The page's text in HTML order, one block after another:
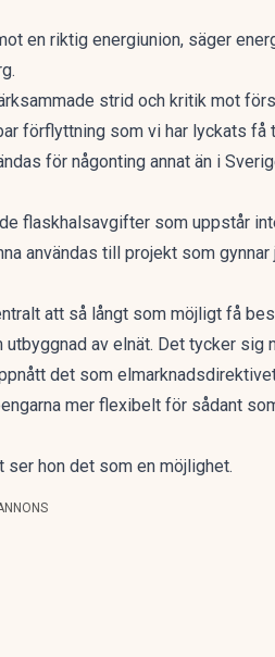
en riktig energiunion, säger
strid och kritik mot
förflyttning som vi har lyckats
för någonting annat än i
flaskhalsavgifter som uppstår
användas till projekt som
att så långt som möjligt få
av elnät. Det tycker sig
det som
mer flexibelt för sådant
hon det som en möjlighet.